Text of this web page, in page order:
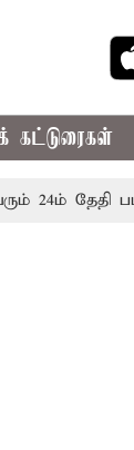
கட்டுரைகள்
பட்ஜெட்